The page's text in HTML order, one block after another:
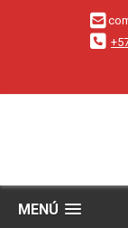
MENÚ